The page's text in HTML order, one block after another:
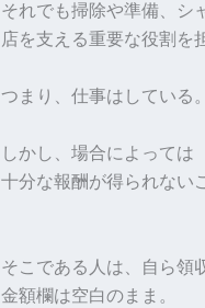
それでも掃除や準備、シ
店を支える重要な役割を
つまり、仕事はしている。
しかし、場合によっては
十分な報酬が得られない
そこである人は、自ら領
金額欄は空白のまま。